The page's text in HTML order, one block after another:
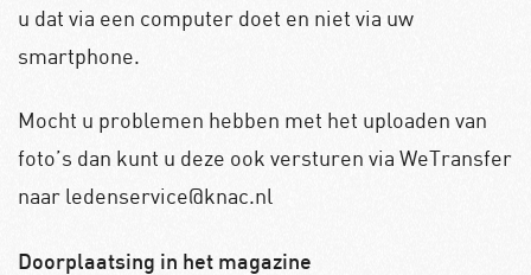
u dat via een computer doet en niet via uw
smartphone.
Mocht u problemen hebben met het uploaden van
foto’s dan kunt u deze ook versturen via WeTransfer
naar ledenservice@knac.nl
Doorplaatsing in het magazine